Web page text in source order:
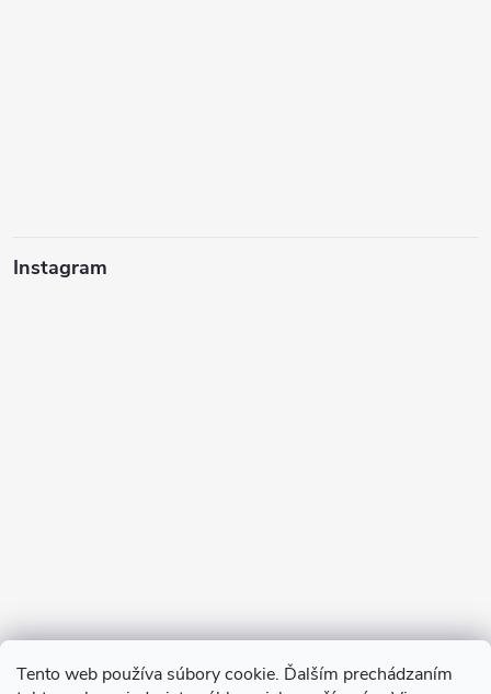
Tento web používa súbory cookie. Ďalším prechádzaním
Instagram
Sledovať na Instagrame